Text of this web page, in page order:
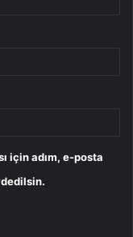
için adım, e-posta